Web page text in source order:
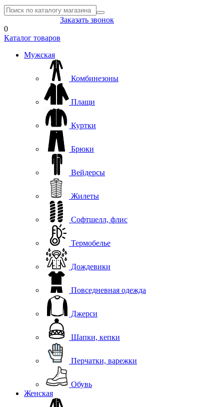
Заказать звонок
0
Каталог товаров
Мужская
Комбинезоны
Плащи
Куртки
Брюки
Вейдерсы
Жилеты
Софтшелл, флис
Термобелье
Дождевики
Повседневная одежда
Джерси
Шапки, кепки
Перчатки, варежки
Обувь
Женская